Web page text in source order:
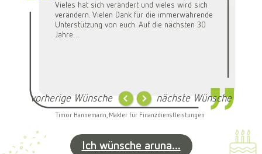
Vieles hat sich verändert und vieles wird sich
verändern. Vielen Dank für die immerwährende
Unterstützung von euch. Auf die nächsten 30
Jahre…
Timor Hannemann, Makler für Finanzdienstleistungen
vorherige Wünsche nächste Wünsche
Ich wünsche aruna...